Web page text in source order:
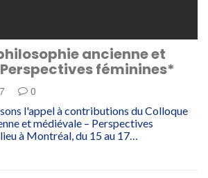
ancienne et
féminines*
0
l'appel à contributions du Colloque
et médiévale – Perspectives
à Montréal, du 15 au 17…